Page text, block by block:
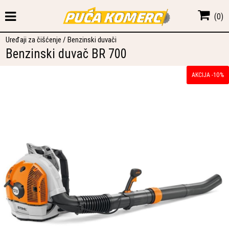
(0)
Uređaji za čišćenje /Benzinski duvači
Benzinski duvač BR 700
AKCIJA -10%